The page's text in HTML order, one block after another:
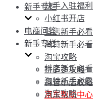
新手专栏
抖店新手必看
淘特新手必看
淘宝攻略
拼多多攻略
抖音小店攻略
京东帮助中心
快手入驻福利
小红书开店
电商问答
新手专栏
抖店新手必看
淘特新手必看
淘宝攻略